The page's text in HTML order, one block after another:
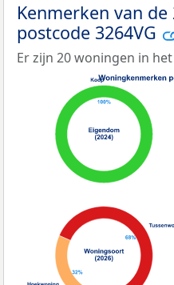
Kenmerken van
postcode 3264VG
Er zijn 20 woningen in